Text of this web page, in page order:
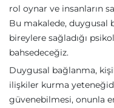
rol oynar ve insanların
Bu makalede, duygusal
bireylere sağladığı
bahsedeceğiz.
Duygusal bağlanma,
ilişkiler kurma
güvenebilmesi, onunla